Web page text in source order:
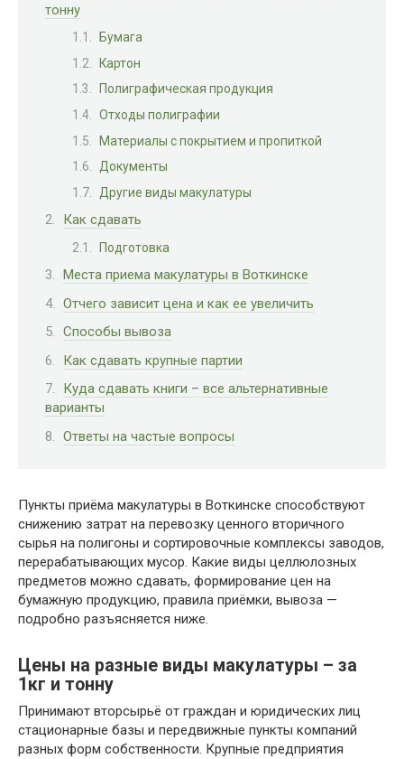
тонну
Бумага
Картон
Полиграфическая продукция
Отходы полиграфии
Материалы с покрытием и пропиткой
Документы
Другие виды макулатуры
Как сдавать
Подготовка
Места приема макулатуры в Воткинске
Отчего зависит цена и как ее увеличить
Способы вывоза
Как сдавать крупные партии
Куда сдавать книги – все альтернативные
варианты
Ответы на частые вопросы
Пункты приёма макулатуры в Воткинске способствуют
снижению затрат на перевозку ценного вторичного
сырья на полигоны и сортировочные комплексы заводов,
перерабатывающих мусор. Какие виды целлюлозных
предметов можно сдавать, формирование цен на
бумажную продукцию, правила приёмки, вывоза —
подробно разъясняется ниже.
Цены на разные виды макулатуры – за
1кг и тонну
Принимают вторсырьё от граждан и юридических лиц
стационарные базы и передвижные пункты компаний
разных форм собственности. Крупные предприятия